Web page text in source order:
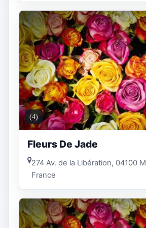
(4)
Fleurs De Jade
274 Av. de la Libération, 04100
France